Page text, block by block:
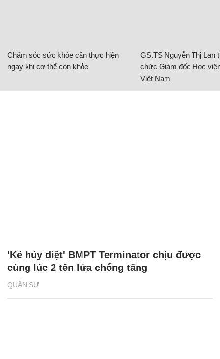
Chăm sóc sức khỏe cần thực hiện
ngay khi cơ thể còn khỏe
GS.TS Nguyễn Thị Lan
chức Giám đốc Học
Việt Nam
QUÂN SỰ
'Kẻ hủy diệt' BMPT Terminator chịu được
cùng lúc 2 tên lửa chống tăng